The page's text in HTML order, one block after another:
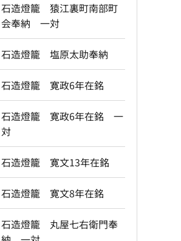
石造燈籠 猿江裏町南部町
会奉納 一対
石造燈籠 塩原太助奉納
石造燈籠 寛政6年在銘
石造燈籠 寛政6年在銘 一
対
石造燈籠 寛文13年在銘
石造燈籠 寛文8年在銘
石造燈籠 丸屋七右衛門奉